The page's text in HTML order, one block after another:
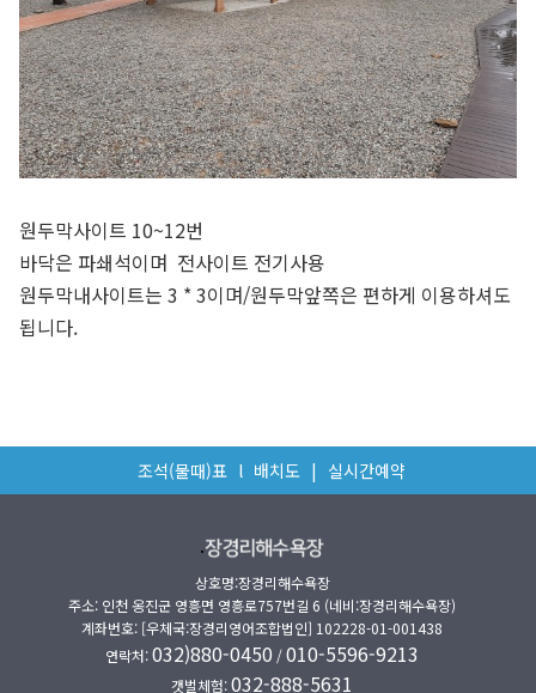
원두막사이트 10~12번
바닥은 파쇄석이며 전사이트 전기사용
원두막내사이트는 3 * 3이며/원두막앞쪽은 편하게 이용하셔도
됩니다.
조석(물때)표 l 배치도 | 실시간예약
.
상호명:장경리해수욕장
주소: 인천 옹진군 영흥면 영흥로757번길 6 (네비:장경리해수욕장)
계좌번호: [우체국:장경리영어조합법인] 102228-01-001438
연락처:032)880-0450 /010-5596-9213
갯벌체험:032-888-5631